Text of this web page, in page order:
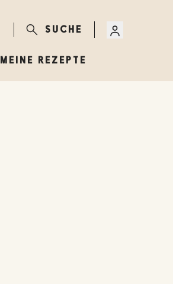
SUCHE
MEINE REZEPTE